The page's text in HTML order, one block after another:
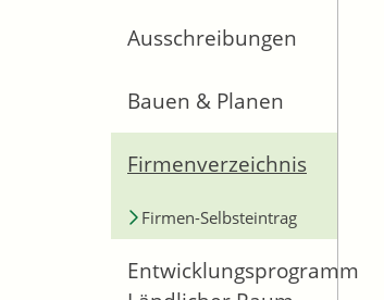
Ausschreibungen
Bauen & Planen
Firmenverzeichnis
Firmen-Selbsteintrag
Entwicklungsprogramm